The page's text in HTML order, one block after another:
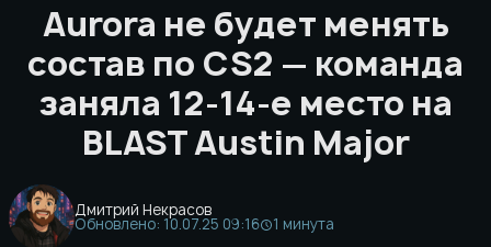
Aurora не будет менять
состав по CS2 — команда
заняла 12-14-е место на
BLAST Austin Major
Дмитрий Некрасов
Обновлено: 10.07.25 09:16
1 минута